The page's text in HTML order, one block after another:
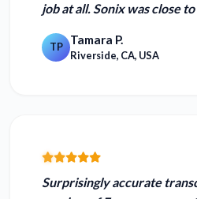
job at all.Sonix was close
TP Tamara P.
Riverside, CA, USA
Surprisingly accurate